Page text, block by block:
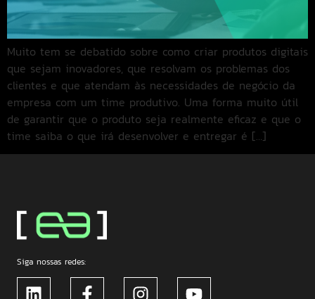
Muito tem se debatido sobre como criar produtos digitais
que sejam inovadores, que resolvam os problemas dos
clientes e que atendam às necessidades de negócio da
empresa com um time produtivo. Uma forma muito útil
de garantir que o produto seja realmente eficaz e que o
time saiba o que irá desenvolver e entregar é […]
Siga nossas redes: